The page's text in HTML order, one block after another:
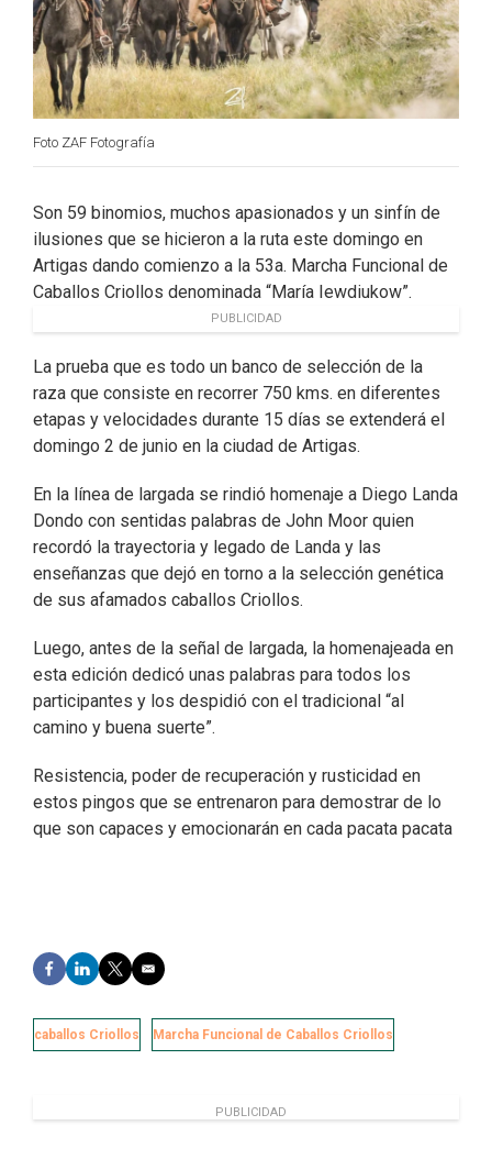
Foto ZAF Fotografía
Son 59 binomios, muchos apasionados y un sinfín de
ilusiones que se hicieron a la ruta este domingo en
Artigas dando comienzo a la 53a. Marcha Funcional de
Caballos Criollos denominada “María Iewdiukow”.
PUBLICIDAD
La prueba que es todo un banco de selección de la
raza que consiste en recorrer 750 kms. en diferentes
etapas y velocidades durante 15 días se extenderá el
domingo 2 de junio en la ciudad de Artigas.
En la línea de largada se rindió homenaje a Diego Landa
Dondo con sentidas palabras de John Moor quien
recordó la trayectoria y legado de Landa y las
enseñanzas que dejó en torno a la selección genética
de sus afamados caballos Criollos.
Luego, antes de la señal de largada, la homenajeada en
esta edición dedicó unas palabras para todos los
participantes y los despidió con el tradicional “al
camino y buena suerte”.
Resistencia, poder de recuperación y rusticidad en
estos pingos que se entrenaron para demostrar de lo
que son capaces y emocionarán en cada pacata pacata
F
a
e
b
k
L
i
k
e
n
T
w
t
t
E
m
caballos Criollos Marcha Funcional de Caballos Criollos
PUBLICIDAD